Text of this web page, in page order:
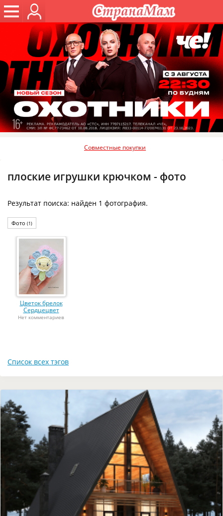
Совместные покупки
плоские игрушки крючком - фото
Результат поиска: найден 1 фотография.
Фото (1)
Цветок брелок
Сердцецвет
Нет комментариев
Список всех тэгов